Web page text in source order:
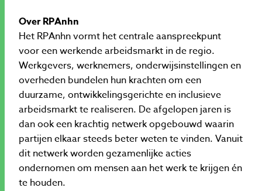
Over RPAnhn
Het RPAnhn vormt het centrale aanspreekpunt
voor een werkende arbeidsmarkt in de regio.
Werkgevers, werknemers, onderwijsinstellingen en
overheden bundelen hun krachten om een
duurzame, ontwikkelingsgerichte en inclusieve
arbeidsmarkt te realiseren. De afgelopen jaren is
dan ook een krachtig netwerk opgebouwd waarin
partijen elkaar steeds beter weten te vinden. Vanuit
dit netwerk worden gezamenlijke acties
ondernomen om mensen aan het werk te krijgen én
te houden.